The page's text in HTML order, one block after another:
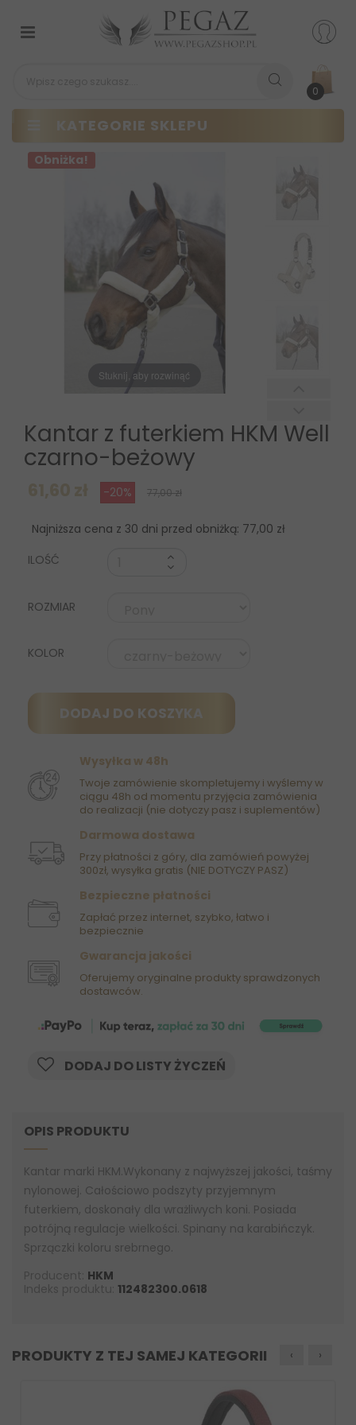
0
KATEGORIE SKLEPU
Przełącz
nawigacji
Obniżka!
Stuknij, aby rozwinąć
Kantar z futerkiem HKM Well
czarno-beżowy
-20% 77,00 zł
Najniższa cena z 30 dni przed obniżką: 77,00 zł
ILOŚĆ
ROZMIAR
KOLOR
DODAJ DO KOSZYKA
Wysyłka w 48h
Twoje zamówienie skompletujemy i wyślemy w
ciągu 48h od momentu przyjęcia zamówienia
do realizacji (nie dotyczy pasz i suplementów)
Darmowa dostawa
Przy płatności z góry, dla zamówień powyżej
300zł, wysyłka gratis (NIE DOTYCZY PASZ)
Bezpieczne płatności
Zapłać przez internet, szybko, łatwo i
bezpiecznie
Gwarancja jakości
Oferujemy oryginalne produkty sprawdzonych
dostawców.
DODAJ DO LISTY ŻYCZEŃ
OPIS PRODUKTU
Kantar marki HKM.Wykonany z najwyższej jakości, taśmy
nylonowej. Całościowo podszyty przyjemnym
futerkiem, doskonały dla wrażliwych koni. Posiada
potrójną regulacje wielkości. Spinany na karabińczyk.
Sprzączki koloru srebrnego.
Producent: HKM
Indeks produktu: 112482300.0618
PRODUKTY Z TEJ SAMEJ KATEGORII ‹ ›